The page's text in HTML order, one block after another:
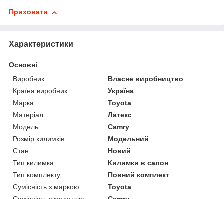
Приховати
Характеристики
Основні
Виробник
Власне виробництво
Країна виробник
Україна
Марка
Toyota
Матеріал
Латекс
Модель
Camry
Розмір килимків
Модельний
Стан
Новий
Тип килимка
Килимки в салон
Тип комплекту
Повний комплект
Сумісність з маркою
Toyota